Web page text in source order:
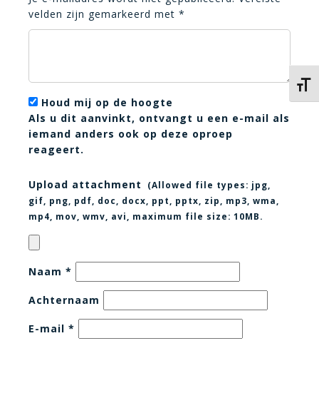
velden zijn gemarkeerd met *
Houd mij op de hoogte
Als u dit aanvinkt, ontvangt u een e-mail als
iemand anders ook op deze oproep
reageert.
Upload attachment (Allowed file types: jpg,
gif, png, pdf, doc, docx, ppt, pptx, zip, mp3, wma,
mp4, mov, wmv, avi
, maximum file size: 10MB.
Naam *
Achternaam
E-mail *